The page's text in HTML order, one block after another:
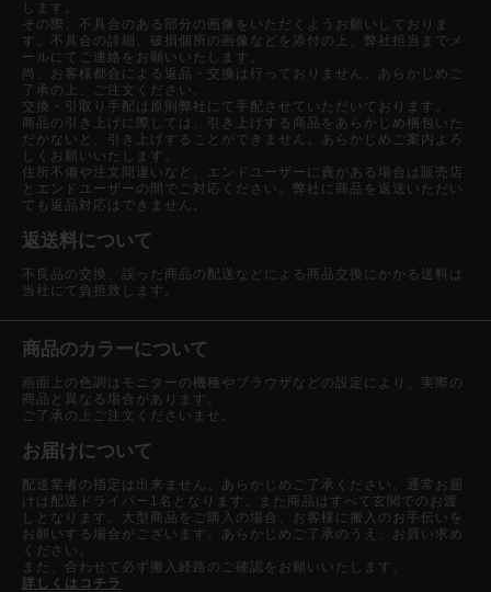
します。
その際、不具合のある部分の画像をいただくようお願いしておりま
す。不具合の詳細、破損個所の画像などを添付の上、弊社担当までメ
ールにてご連絡をお願いいたします。
尚、お客様都合による返品・交換は行っておりません。あらかじめご
了承の上、ご注文ください。
交換・引取り手配は原則弊社にて手配させていただいております。
商品の引き上げに際しては、引き上げする商品をあらかじめ梱包いた
だかないと、引き上げすることができません。あらかじめご案内よろ
しくお願いいたします。
住所不備や注文間違いなど、エンドユーザーに責がある場合は販売店
とエンドユーザーの間でご対応ください。弊社に商品を返送いただい
ても返品対応はできません。
返送料について
不良品の交換、誤った商品の配送などによる商品交換にかかる送料は
当社にて負担致します。
商品のカラーについて
画面上の色調はモニターの機種やブラウザなどの設定により、実際の
商品と異なる場合があります。
ご了承の上ご注文くださいませ。
お届けについて
配送業者の指定は出来ません。あらかじめご了承ください。通常お届
けは配送ドライバー1名となります。また商品はすべて玄関でのお渡
しとなります。大型商品をご購入の場合、お客様に搬入のお手伝いを
お願いする場合がございます。あらかじめご了承のうえ、お買い求め
ください。
また、合わせて必ず搬入経路のご確認をお願いいたします。
詳しくはコチラ